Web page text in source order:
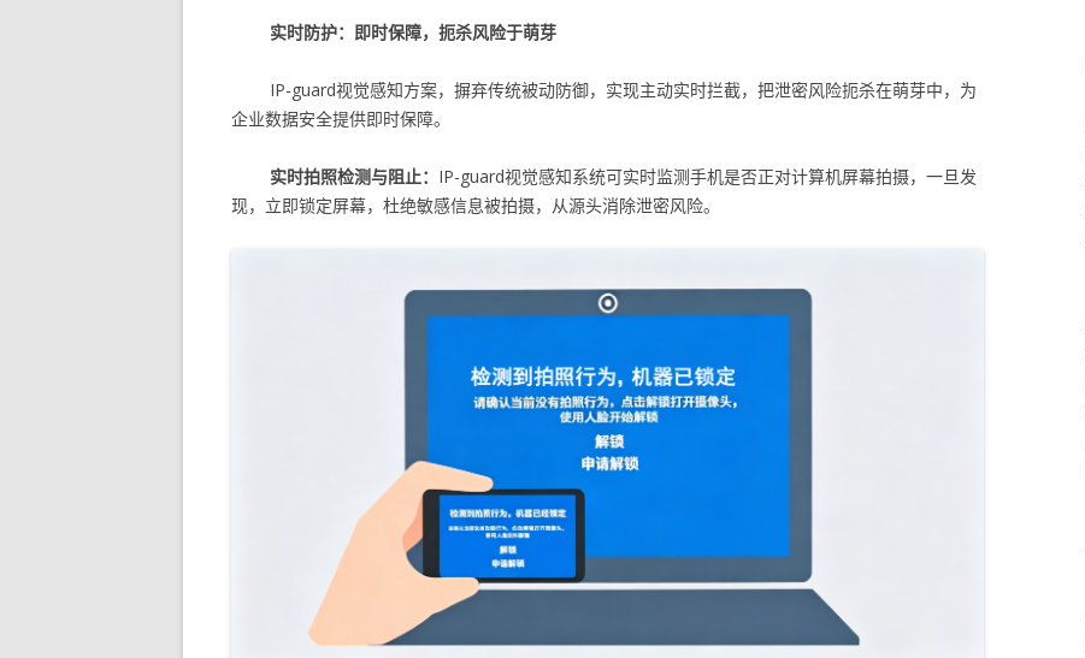
实时防护：即时保障，扼杀风险于萌芽
IP-guard视觉感知方案，摒弃传统被动防御，实现主动实时拦截，把泄密风险扼杀在萌芽中，为
企业数据安全提供即时保障。
实时拍照检测与阻止： IP-guard视觉感知系统可实时监测手机是否正对计算机屏幕拍摄，一旦发
现，立即锁定屏幕，杜绝敏感信息被拍摄，从源头消除泄密风险。